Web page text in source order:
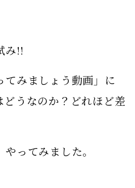
み!!
てみましょう動画」に
どうなのか？どれほど差
ってみました。